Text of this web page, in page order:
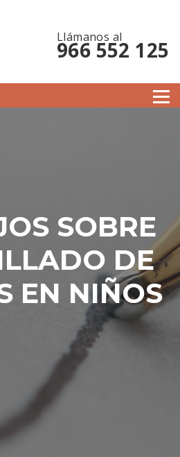
Llámanos al
966 552 125
SOBRE
DE
EN NIÑOS